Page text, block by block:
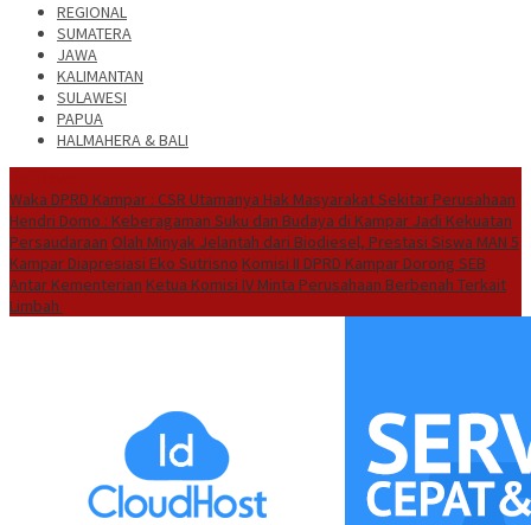
REGIONAL
SUMATERA
JAWA
KALIMANTAN
SULAWESI
PAPUA
HALMAHERA & BALI
Waka DPRD Kampar : CSR Utamanya Hak Masyarakat Sekitar Perusahaan
Hendri Domo : Keberagaman Suku dan Budaya di Kampar Jadi Kekuatan
Persaudaraan Olah Minyak Jelantah dari Biodiesel, Prestasi Siswa MAN 5
Kampar Diapresiasi Eko Sutrisno Komisi II DPRD Kampar Dorong SEB
Antar Kementerian Ketua Komisi IV Minta Perusahaan Berbenah Terkait
Limbah